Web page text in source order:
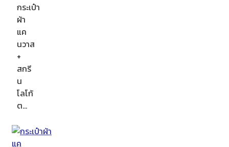
กระเป๋า
ผ้า
แค
นวาส
+
สกรี
น
โลโก้
ต…